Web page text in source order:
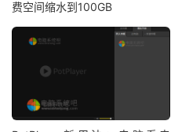
费空间缩水到100GB